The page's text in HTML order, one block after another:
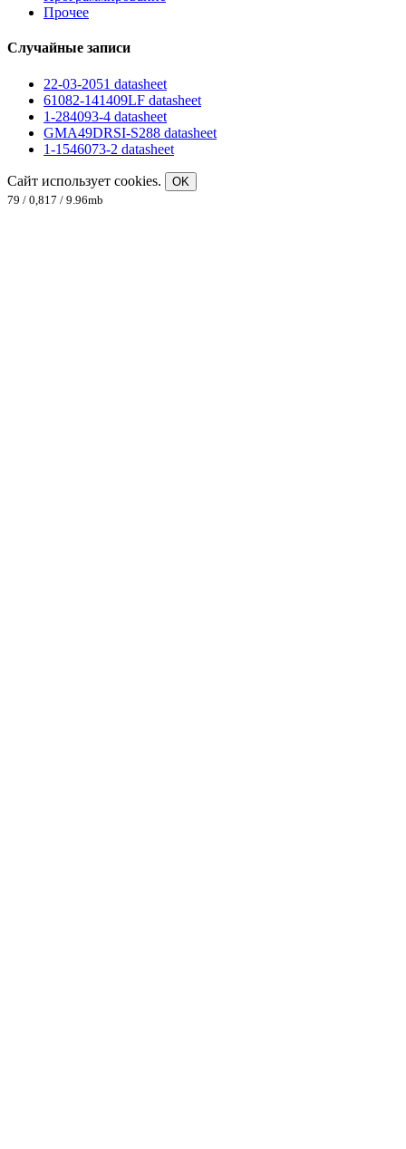
Прочее
Случайные записи
22-03-2051 datasheet
61082-141409LF datasheet
1-284093-4 datasheet
GMA49DRSI-S288 datasheet
1-1546073-2 datasheet
Сайт использует cookies.
OK
79 / 0,817 / 9.96mb